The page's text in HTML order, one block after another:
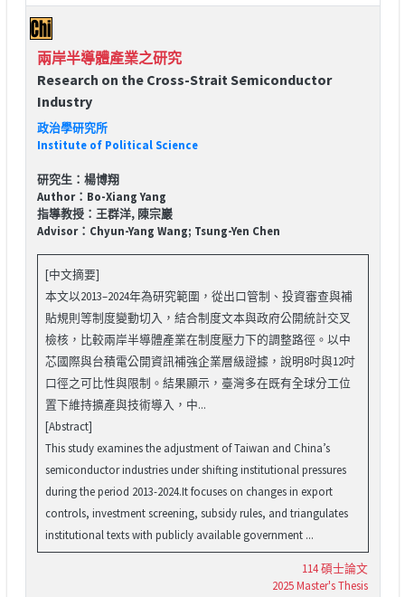
兩岸半導體產業之研究
Research on the Cross-Strait Semiconductor
Industry
政治學研究所
Institute of Political Science
研究生：楊博翔
Author：Bo-Xiang Yang
指導教授：王群洋, 陳宗巖
Advisor：Chyun-Yang Wang; Tsung-Yen Chen
[中文摘要]
本文以2013–2024年為研究範圍，從出口管制、投資審查與補
貼規則等制度變動切入，結合制度文本與政府公開統計交叉
檢核，比較兩岸半導體產業在制度壓力下的調整路徑。以中
芯國際與台積電公開資訊補強企業層級證據，說明8吋與12吋
口徑之可比性與限制。結果顯示，臺灣多在既有全球分工位
置下維持擴產與技術導入，中...
[Abstract]
This study examines the adjustment of Taiwan and China’s
semiconductor industries under shifting institutional pressures
during the period 2013-2024.It focuses on changes in export
controls, investment screening, subsidy rules, and triangulates
institutional texts with publicly available government ...
114 碩士論文
2025 Master's Thesis